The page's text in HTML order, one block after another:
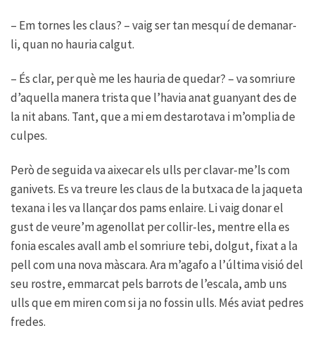
– Em tornes les claus? – vaig ser tan mesquí de demanar-
li, quan no hauria calgut.
– És clar, per què me les hauria de quedar? – va somriure
d’aquella manera trista que l’havia anat guanyant des de
la nit abans. Tant, que a mi em destarotava i m’omplia de
culpes.
Però de seguida va aixecar els ulls per clavar-me’ls com
ganivets. Es va treure les claus de la butxaca de la jaqueta
texana i les va llançar dos pams enlaire. Li vaig donar el
gust de veure’m agenollat per collir-les, mentre ella es
fonia escales avall amb el somriure tebi, dolgut, fixat a la
pell com una nova màscara. Ara m’agafo a l’última visió del
seu rostre, emmarcat pels barrots de l’escala, amb uns
ulls que em miren com si ja no fossin ulls. Més aviat pedres
fredes.